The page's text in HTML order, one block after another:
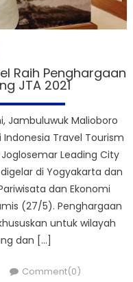
Raih Penghargaan
JTA 2021
Jambuluwuk Malioboro
Travel Tourism
Leading City
di Yogyakarta dan
dan Ekonomi
(27/5). Penghargaan
untuk wilayah
dan […]
Comment(0)